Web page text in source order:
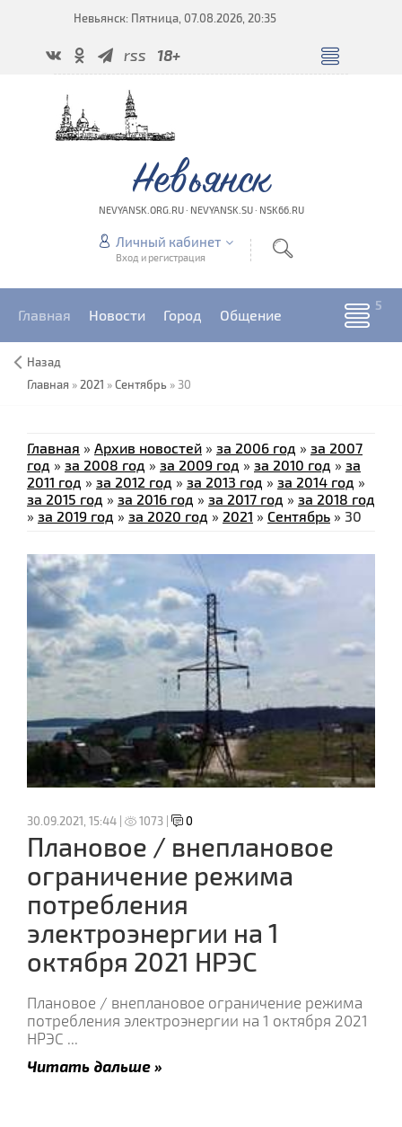
Невьянск: Пятница, 07.08.2026, 20:35
rss 18+
Невьянск
NEVYANSK.ORG.RU · NEVYANSK.SU · NSK66.RU
Личный кабинет
Вход и регистрация
Главная Новости Город Общение
Назад
Главная » 2021 »Сентябрь » 30
Главная » Архив новостей » за 2006 год » за 2007
год » за 2008 год » за 2009 год » за 2010 год » за
2011 год » за 2012 год » за 2013 год » за 2014 год »
за 2015 год » за 2016 год » за 2017 год » за 2018 год
» за 2019 год » за 2020 год » 2021 » Сентябрь » 30
30.09.2021, 15:44 | 1073 | 0
Плановое / внеплановое
ограничение режима
потребления
электроэнергии на 1
октября 2021 НРЭС
Плановое / внеплановое ограничение режима
потребления электроэнергии на 1 октября 2021
НРЭС ...
Читать дальше »